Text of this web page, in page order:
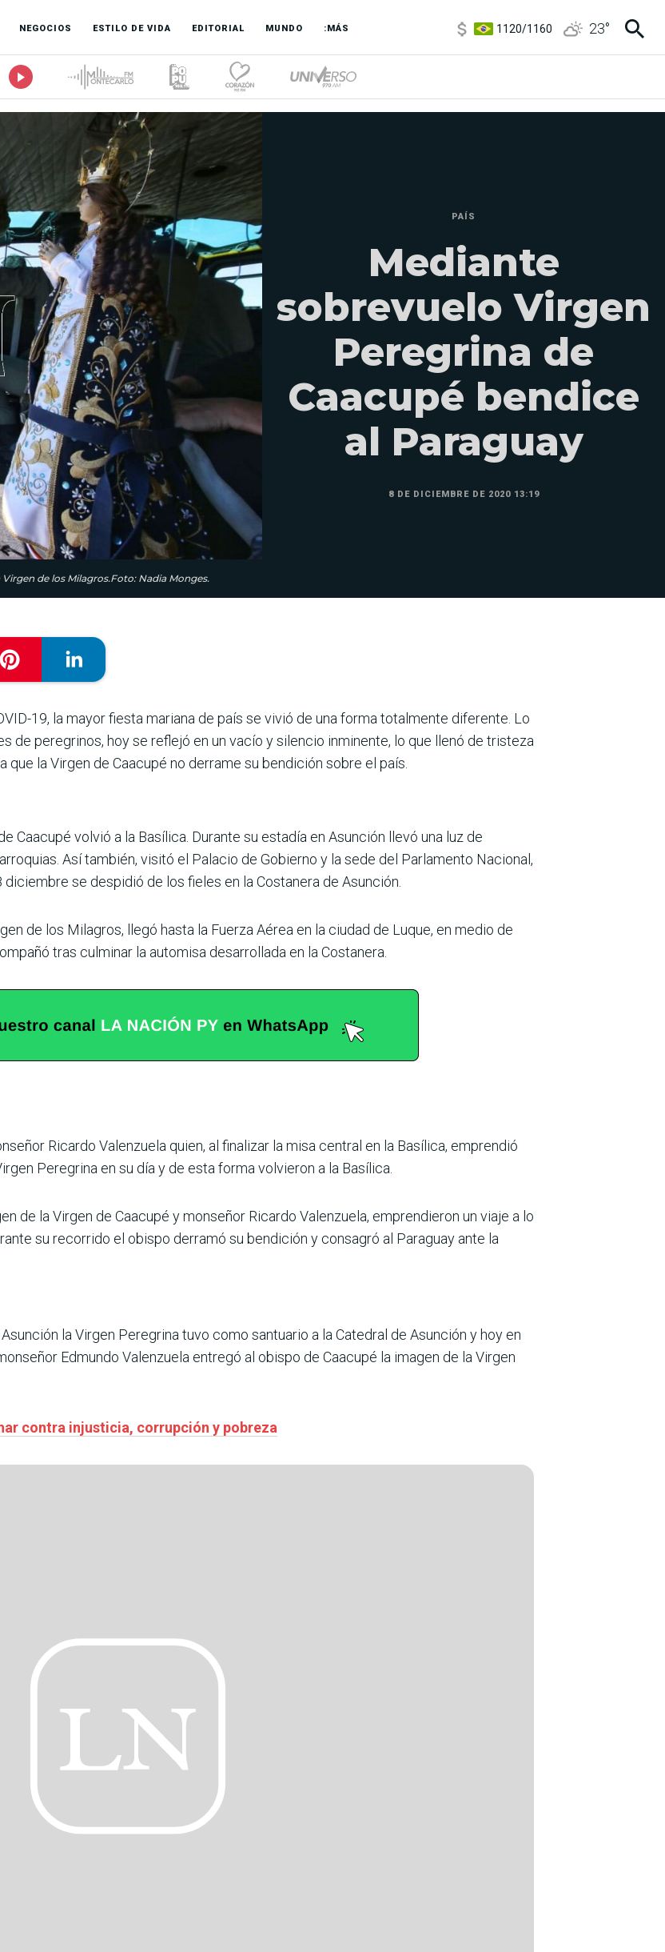
NEGOCIOS ESTILO DE VIDA EDITORIAL MUNDO :MÁS
3,6/3,9
23°
de los Milagros.Foto: Nadia Monges.
PAÍS
Mediante
sobrevuelo Virgen
Peregrina de
Caacupé bendice
al Paraguay
8 DE DICIEMBRE DE 2020 13:19
19, la mayor fiesta mariana de país se vivió de una forma totalmente diferente. Lo
de peregrinos, hoy se reflejó en un vacío y silencio inminente, lo que llenó de tristeza
la Virgen de Caacupé no derrame su bendición sobre el país.
Caacupé volvió a la Basílica. Durante su estadía en Asunción llevó una luz de
Así también, visitó el Palacio de Gobierno y la sede del Parlamento Nacional,
se despidió de los fieles en la Costanera de Asunción.
de los Milagros, llegó hasta la Fuerza Aérea en la ciudad de Luque, en medio de
tras culminar la automisa desarrollada en la Costanera.
Ricardo Valenzuela quien, al finalizar la misa central en la Basílica, emprendió
Peregrina en su día y de esta forma volvieron a la Basílica.
de la Virgen de Caacupé y monseñor Ricardo Valenzuela, emprendieron un viaje a lo
su recorrido el obispo derramó su bendición y consagró al Paraguay ante la
la Virgen Peregrina tuvo como santuario a la Catedral de Asunción y hoy en
Edmundo Valenzuela entregó al obispo de Caacupé la imagen de la Virgen
contra injusticia, corrupción y pobreza